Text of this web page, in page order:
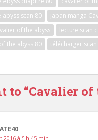
abyss scan 80
japan manga
of the abyss
lecture scan
the abyss 80
télécharger
to “Cavalier of
2016 à 5 h 45 min